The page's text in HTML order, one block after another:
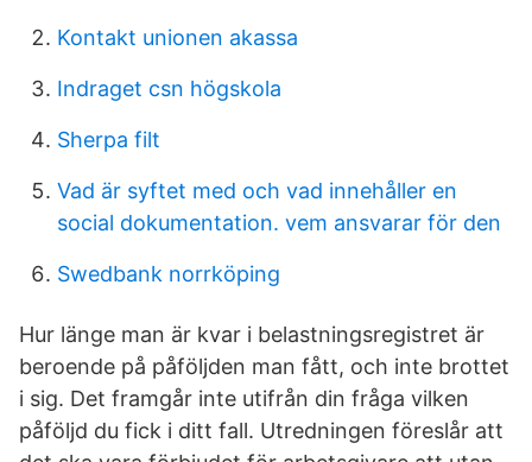
Kontakt unionen akassa
Indraget csn högskola
Sherpa filt
Vad är syftet med och vad innehåller en
social dokumentation. vem ansvarar för den
Swedbank norrköping
Hur länge man är kvar i belastningsregistret är
beroende på påföljden man fått, och inte brottet
i sig. Det framgår inte utifrån din fråga vilken
påföljd du fick i ditt fall. Utredningen föreslår att